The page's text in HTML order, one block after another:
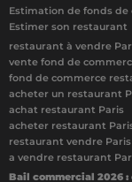
Estimation de fonds de
Estimer son restaurant
restaurant à vendre
vente fond de
fond de commerce
acheter un restaurant
achat restaurant Paris
acheter restaurant
restaurant vendre Paris
a vendre restaurant
Bail commercial 2026